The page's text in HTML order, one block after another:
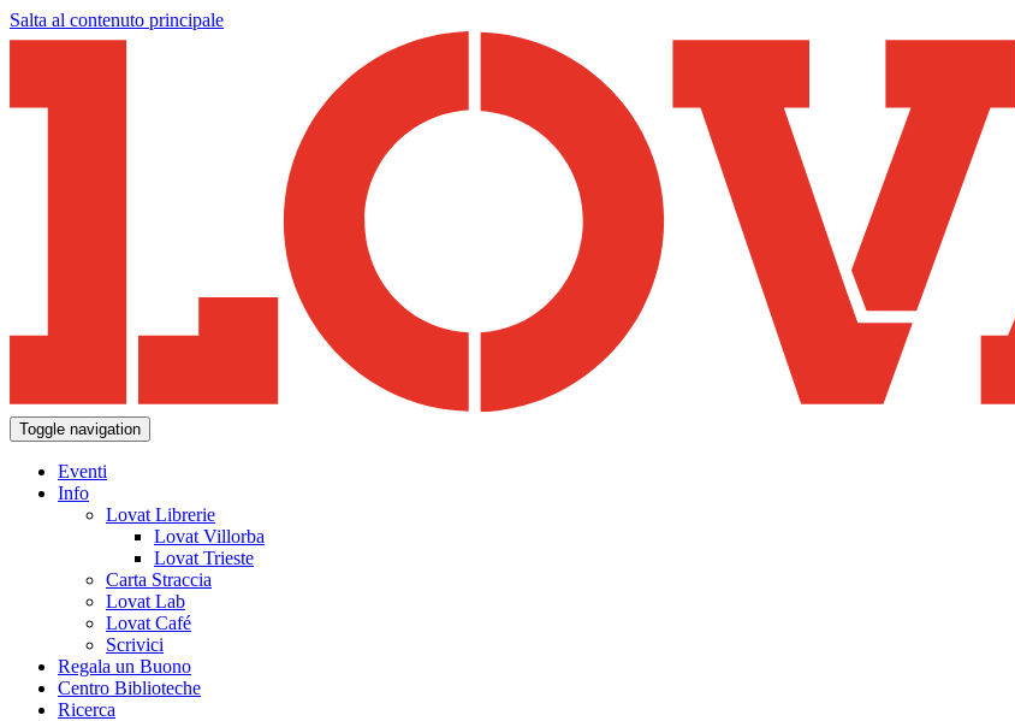
Salta al contenuto principale
Toggle navigation
Eventi
Info
Lovat Librerie
Lovat Villorba
Lovat Trieste
Carta Straccia
Lovat Lab
Lovat Café
Scrivici
Regala un Buono
Centro Biblioteche
Ricerca